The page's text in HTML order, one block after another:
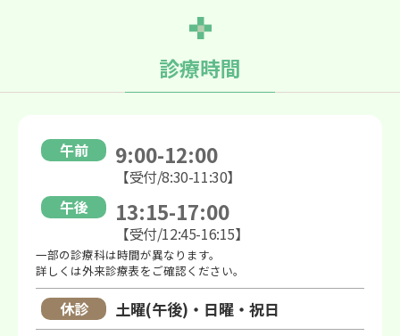
診療時間
午前 9:00-12:00
【受付/8:30-11:30】
午後
13:15-17:00
【受付/12:45-16:15】
一部の診療科は時間が異なります。
詳しくは外来診療表をご確認ください。
休診 土曜(午後)・日曜・祝日